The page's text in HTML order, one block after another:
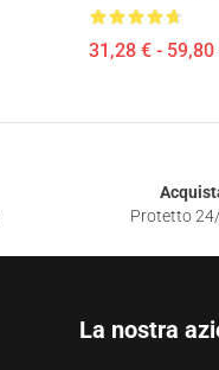
31,28 € - 59,80
Protetto
La nostra